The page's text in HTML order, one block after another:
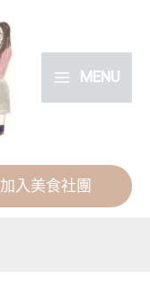
MENU
加入美食社團